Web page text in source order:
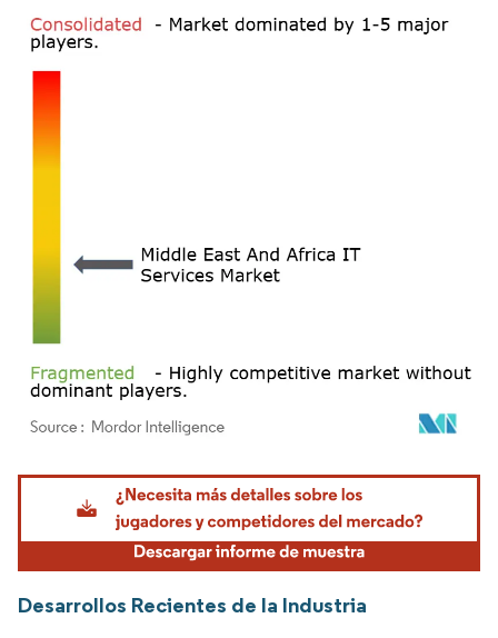
Imagen © Mordor Intelligence. El uso requiere atribución según CC BY 4.0.
Desarrollos Recientes de la Industria